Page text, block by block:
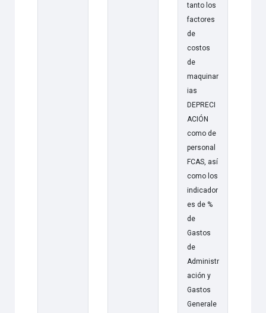
tanto los
factores
de
costos
de
maquinar
ias
DEPRECI
ACIÓN
como de
personal
FCAS, así
como los
indicador
es de %
de
Gastos
de
Administr
ación y
Gastos
Generale